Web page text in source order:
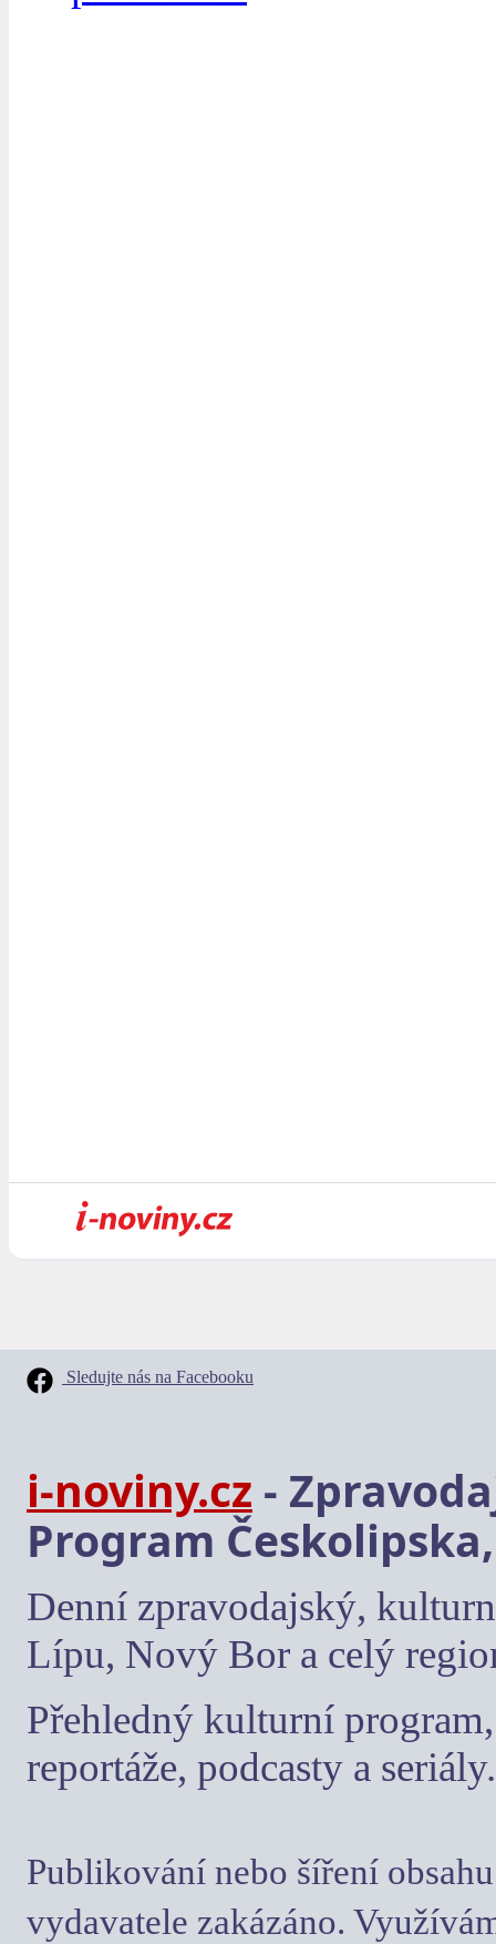
Sledujte nás na Facebooku
i-noviny.cz -
Program
Denní zpravodajský,
Lípu, Nový Bor a celý
Přehledný kulturní
reportáže, podcasty a seriály.
Publikování nebo šíření
vydavatele zakázáno.